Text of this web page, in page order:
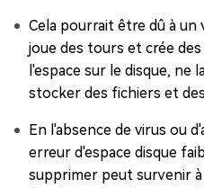
Cela pourrait être dû à un
joue des tours et crée
l'espace sur le disque, ne
stocker des fichiers et
En l'absence de virus ou
erreur d'espace disque
supprimer peut survenir